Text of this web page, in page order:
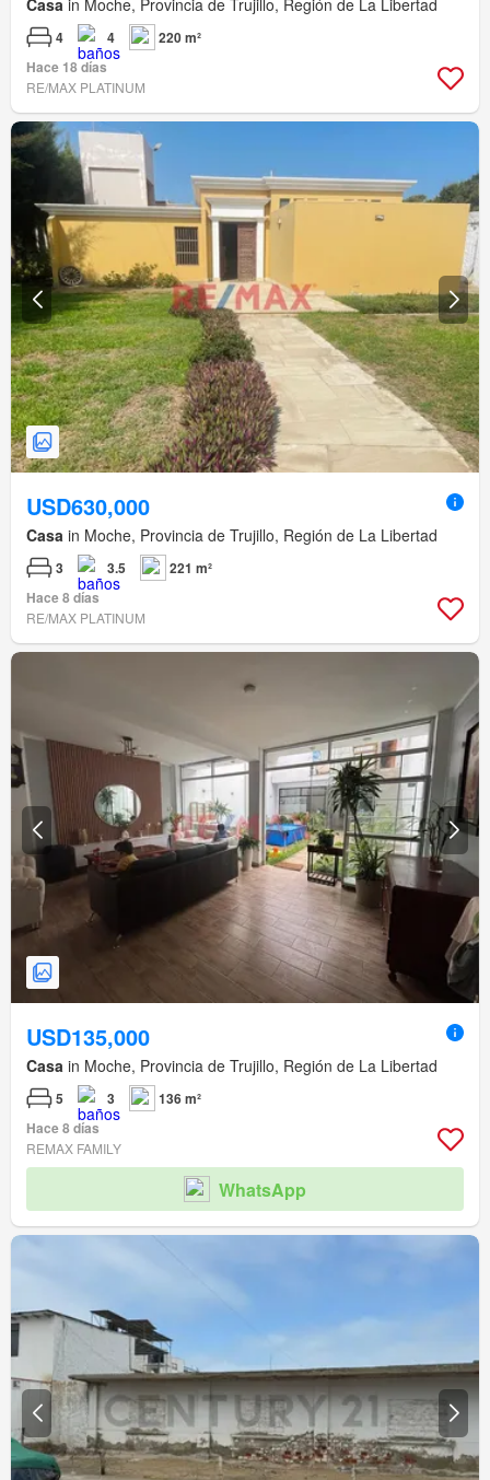
Casa in Moche, Provincia de Trujillo, Región de La Libertad
4 4
220 m²
Hace 18 días
RE/MAX PLATINUM
USD630,000
Casa in Moche, Provincia de Trujillo, Región de La Libertad
3 3.5
221 m²
Hace 8 días
RE/MAX PLATINUM
USD135,000
Casa in Moche, Provincia de Trujillo, Región de La Libertad
5 3
136 m²
Hace 8 días
REMAX FAMILY
WhatsApp